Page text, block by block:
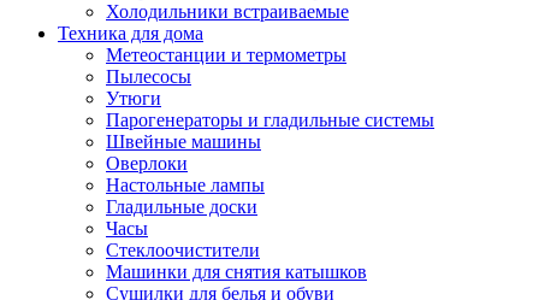
Ди-джейское оборудование
Плееры blu-ray и dvd
Проекционное оборудование
Аксессуары для проекционного
Интерактивные доски
Кронштейны для проекторов
Проекторы
Экраны
Магнитно-маркерные доски
Холодильники встраиваемые
Техника для дома
Метеостанции и термометры
Пылесосы
Утюги
Парогенераторы и гладильные системы
Швейные машины
Оверлоки
Настольные лампы
Гладильные доски
Часы
Стеклоочистители
Машинки для снятия катышков
Сушилки для белья и обуви